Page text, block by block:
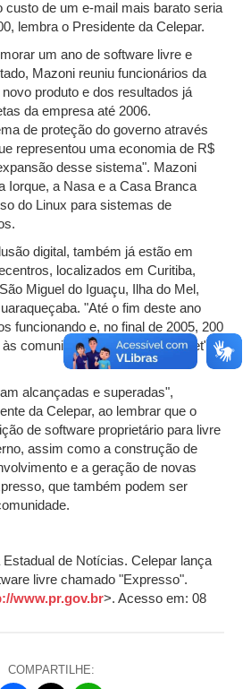
custo de um e-mail mais barato seria
lembra o Presidente da Celepar.
um ano de software livre e
Mazoni reuniu funcionários da
produto e dos resultados já
da empresa até 2006.
de proteção do governo através
representou uma economia de R$
desse sistema". Mazoni
Iorque, a Nasa e a Casa Branca
do Linux para sistemas de
digital, também já estão em
localizados em Curitiba,
Miguel do Iguaçu, Ilha do Mel,
"Até o fim deste ano
funcionando e, no final de 2005, 200
comunidades acesso à Internet",
alcançadas e superadas",
da Celepar, ao lembrar que o
de software proprietário para livre
assim como a construção de
e a geração de novas
que também podem ser
de Notícias. Celepar lança
livre chamado "Expresso".
www.pr.gov.br>. Acesso em: 08
COMPARTILHE: